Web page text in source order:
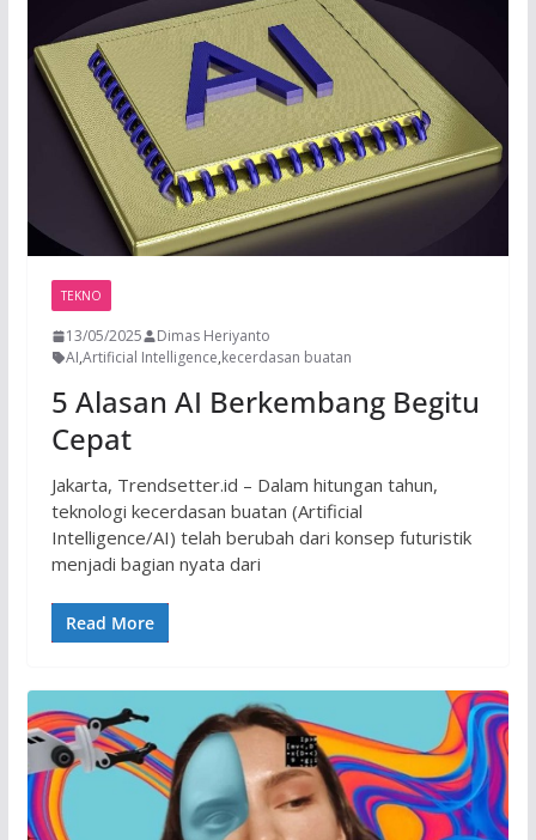
TEKNO
13/05/2025
Dimas Heriyanto
AI,Artificial Intelligence,kecerdasan buatan
5 Alasan AI Berkembang Begitu
Cepat
Jakarta, Trendsetter.id – Dalam hitungan tahun,
teknologi kecerdasan buatan (Artificial
Intelligence/AI) telah berubah dari konsep futuristik
menjadi bagian nyata dari
Read More